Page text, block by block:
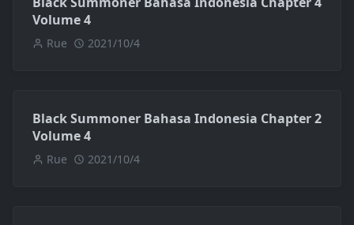
Volume 4
Rue 2021/10/4
Black Summoner Bahasa Indonesia Chapter 2
Volume 4
Rue 2021/10/4